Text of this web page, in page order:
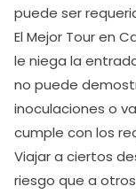
puede ser
El Mejor Tour en
le niega la
no puede
inoculaciones o
cumple con los
Viajar a ciertos
riesgo que a